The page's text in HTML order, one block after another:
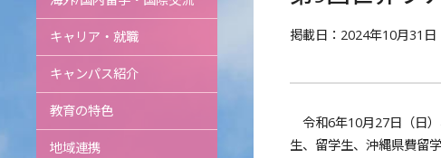
キャリア・就職
キャンパス紹介
教育の特色
地域連携
掲載日：2024年10月31日
令和6年10月27日（日
生、留学生、沖縄県費留